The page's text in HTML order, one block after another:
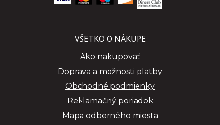
VŠETKO O NÁKUPE
Ako nakupovať
Doprava a možnosti platby
Obchodné podmienky
Reklamačný poriadok
Mapa odberného miesta